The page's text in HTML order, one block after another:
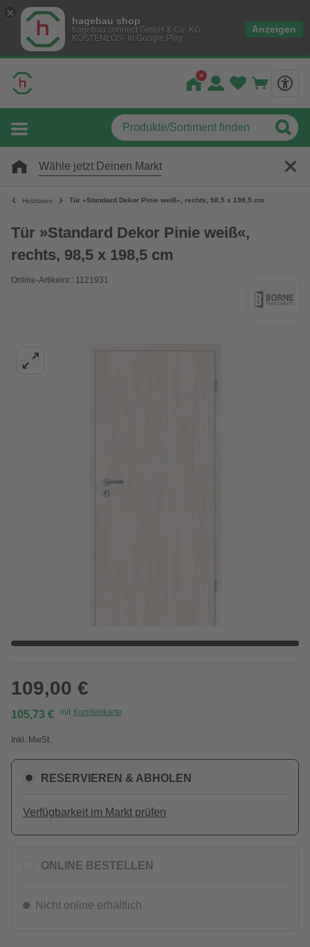
hagebau shop
hagebau connect GmbH & Co. KG
KOSTENLOS- In Google Play
Anzeigen
Wähle jetzt Deinen Markt
Holztüren Tür »Standard Dekor Pinie weiß«, rechts, 98,5 x 198,5 cm
Tür »Standard Dekor Pinie weiß«,
rechts, 98,5 x 198,5 cm
Online-Artikelnr.: 1121931
109,00 €
105,73 € mit Kundenkarte
Inkl. MwSt.
RESERVIEREN & ABHOLEN
Verfügbarkeit im Markt prüfen
ONLINE BESTELLEN
Nicht online erhältlich